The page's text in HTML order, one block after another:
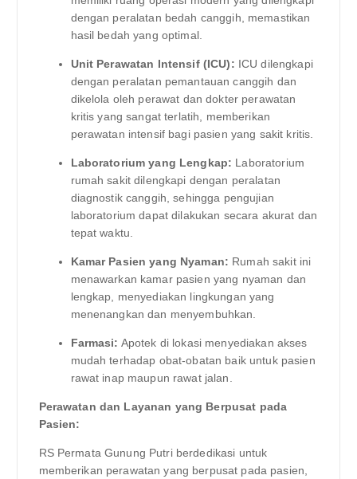
dengan peralatan bedah canggih, memastikan
hasil bedah yang optimal.
Unit Perawatan Intensif (ICU): ICU dilengkapi
dengan peralatan pemantauan canggih dan
dikelola oleh perawat dan dokter perawatan
kritis yang sangat terlatih, memberikan
perawatan intensif bagi pasien yang sakit kritis.
Laboratorium yang Lengkap: Laboratorium
rumah sakit dilengkapi dengan peralatan
diagnostik canggih, sehingga pengujian
laboratorium dapat dilakukan secara akurat dan
tepat waktu.
Kamar Pasien yang Nyaman: Rumah sakit ini
menawarkan kamar pasien yang nyaman dan
lengkap, menyediakan lingkungan yang
menenangkan dan menyembuhkan.
Farmasi: Apotek di lokasi menyediakan akses
mudah terhadap obat-obatan baik untuk pasien
rawat inap maupun rawat jalan.
Perawatan dan Layanan yang Berpusat pada
Pasien:
RS Permata Gunung Putri berdedikasi untuk
memberikan perawatan yang berpusat pada pasien,